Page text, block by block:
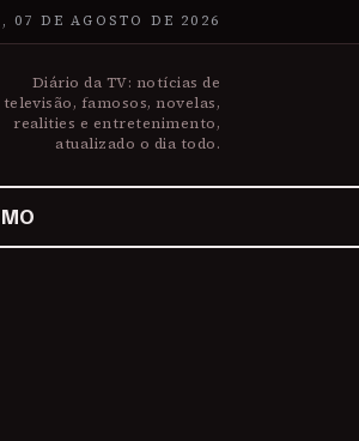
07 DE AGOSTO DE 2026
Diário da TV: notícias de
televisão, famosos, novelas,
realities e entretenimento,
atualizado o dia todo.